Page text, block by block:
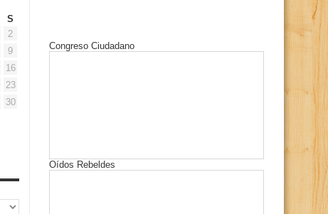
S
2
9
16
23
30
Congreso Ciudadano
Oídos Rebeldes